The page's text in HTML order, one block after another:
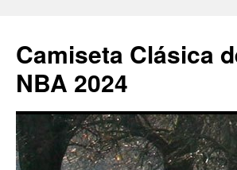
Camiseta Clásica
NBA 2024